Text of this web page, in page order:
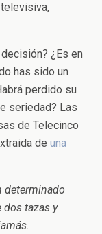
¿Es en
has sido un
perdido su
seriedad? Las
de Telecinco
de una
determinado
dos tazas y